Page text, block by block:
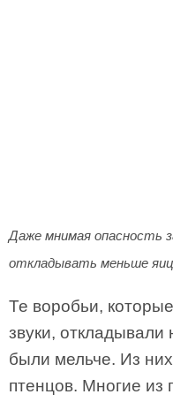
Даже мнимая опасность
откладывать меньше
Те воробьи,
звуки,
были мельче. Из
птенцов. Многие из